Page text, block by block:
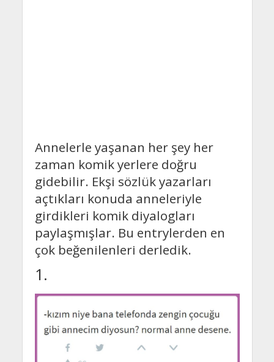
Annelerle yaşanan her şey her
zaman komik yerlere doğru
gidebilir. Ekşi sözlük yazarları
açtıkları konuda anneleriyle
girdikleri komik diyalogları
paylaşmışlar. Bu entrylerden en
çok beğenilenleri derledik.
1.